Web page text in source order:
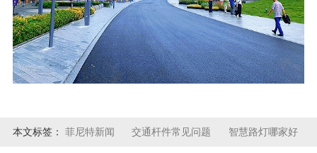
本文标签： 菲尼特新闻 交通杆件常见问题 智慧路灯哪家好